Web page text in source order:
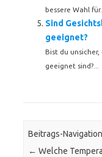
bessere Wahl für...
Sind
geeignet?
Bist du
geeignet sind?...
Beitrags-Navigation
← Welche